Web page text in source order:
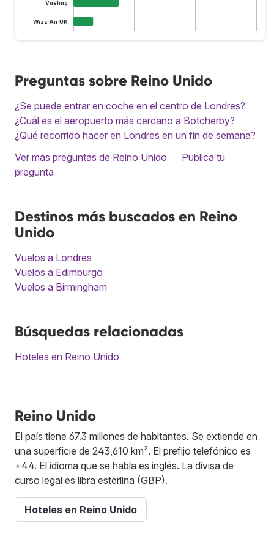
Vueling
Wizz Air UK
Preguntas sobre Reino Unido
¿Se puede entrar en coche en el centro de Londres?
¿Cuál es el aeropuerto más cercano a Botcherby?
¿Qué recorrido hacer en Londres en un fin de semana?
Ver más preguntas de Reino Unido
Publica tu
pregunta
Destinos más buscados en Reino
Unido
Vuelos a Londres
Vuelos a Edimburgo
Vuelos a Birmingham
Búsquedas relacionadas
Hoteles en Reino Unido
Reino Unido
El país tiene 67.3 millones de habitantes. Se extiende en
una superficie de 243,610 km². El prefijo telefónico es
+44. El idioma que se habla es inglés. La divisa de
curso legal es libra esterlina (GBP).
Hoteles en Reino Unido